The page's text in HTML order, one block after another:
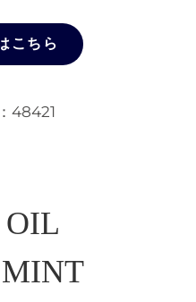
こちら
48421
OIL